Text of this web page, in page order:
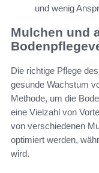
und wenig
Mulchen und
Die richtige Pflege
gesunde Wachstum
Methode, um die
eine Vielzahl von
von verschiedenen
optimiert werden,
wird.